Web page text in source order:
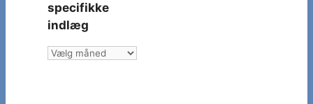
specifikke
indlæg
Vælg